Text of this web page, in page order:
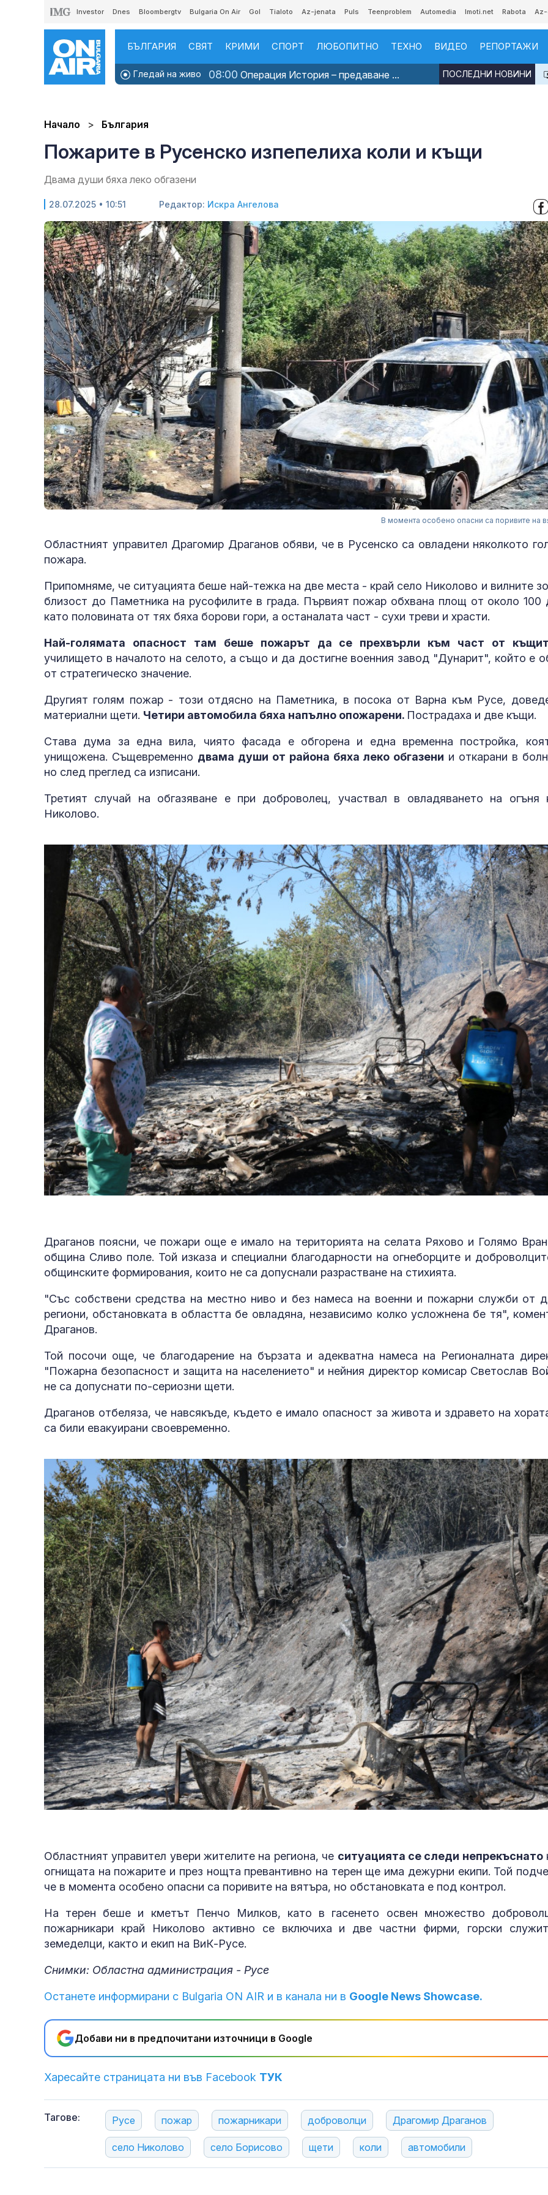
Investor Dnes Bloombergtv Bulgaria On Air Gol Tialoto Az-jenata Puls Teenproblem Automedia Imoti.net Rabota
БЪЛГАРИЯ СВЯТ КРИМИ СПОРТ ЛЮБОПИТНО ТЕХНО ВИДЕО РЕПОРТАЖИ
Гледай на живо 08:00 Операция История – предаване ... ПОСЛЕДНИ НОВИНИ
Начало България
Пожарите в Русенско изпепелиха коли и къщи
Двама души бяха леко обгазени
28.07.2025 • 10:51 Редактор: Искра Ангелова
В момента особено опасни са поривите на
Областният управител Драгомир Драганов обяви, че в Русенско са овладени няколкото
пожара.
Припомняме, че ситуацията беше най-тежка на две места - край село Николово и вилните
близост до Паметника на русофилите в града. Първият пожар обхвана площ от около 100
като половината от тях бяха борови гори, а останалата част - сухи треви и храсти.
Най-голямата опасност там беше пожарът да се прехвърли към част от
училището в началото на селото, а също и да достигне военния завод "Дунарит", който е
от стратегическо значение.
Другият голям пожар - този отдясно на Паметника, в посока от Варна към Русе,
материални щети. Четири автомобила бяха напълно опожарени. Пострадаха и две къщи.
Става дума за една вила, чиято фасада е обгорена и една временна постройка,
унищожена. Същевременно двама души от района бяха леко обгазени и откарани в
но след преглед са изписани.
Третият случай на обгазяване е при доброволец, участвал в овладяването на огъня
Николово.
Драганов поясни, че пожари още е имало на територията на селата Ряхово и Голямо
община Сливо поле. Той изказа и специални благодарности на огнеборците и
общинските формирования, които не са допуснали разрастване на стихията.
"Със собствени средства на местно ниво и без намеса на военни и пожарни служби от
региони, обстановката в областта бе овладяна, независимо колко усложнена бе тя",
Драганов.
Той посочи още, че благодарение на бързата и адекватна намеса на Регионалната
"Пожарна безопасност и защита на населението" и нейния директор комисар Светослав
не са допуснати по-сериозни щети.
Драганов отбеляза, че навсякъде, където е имало опасност за живота и здравето на
са били евакуирани своевременно.
Областният управител увери жителите на региона, че ситуацията се следи непрекъснато
огнищата на пожарите и през нощта превантивно на терен ще има дежурни екипи. Той
че в момента особено опасни са поривите на вятъра, но обстановката е под контрол.
На терен беше и кметът Пенчо Милков, като в гасенето освен множество
пожарникари край Николово активно се включиха и две частни фирми, горски
земеделци, както и екип на ВиК-Русе.
Снимки: Областна администрация - Русе
Останете информирани с Bulgaria ON AIR и в канала ни в Google News Showcase.
Добави ни в предпочитани източници в Google
Харесайте страницата ни във Facebook ТУК
Тагове: Русе пожар пожарникари доброволци Драгомир Драганов
село Николово село Борисово щети коли автомобили
Горещините
отстъпват,
левове
Страх в
вече решава
на руския
Страната ни
позиционира
дестинация
космически